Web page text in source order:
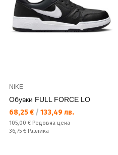
NIKE
Обувки FULL FORCE LO
Текуща цена:
68,25 € / 133,49 лв.
Редовна цена:
105,00 € Редовна цена
Спестявате:
36,75 € Разлика